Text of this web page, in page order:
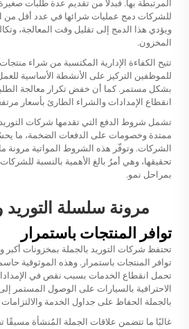
المرتبطة بها. فبدلًا من تقديم عدة طلبات
للشركات دمج عمليات شرائها في عدد أقل من
ويؤدي هذا الدمج إلى تقليل وقت المعالجة،
المخزون.
تتيح الكفاءة الإدارية المكتسبة من شراء
للموظفين التركيز على الأنشطة الأساسية
بشكل مستمر. كما أن خفض تكرار معالجة
انقطاع الإمدادات والشراء الطارئ بأسعار
تشمل شروط الدفع التي تقدمها شركات التوريد
ممتدة وخصومات على الدفعات الضخمة، ما
الشركات. وتوفّر هذه الشروط المواتية مرونة
تحقيقها، وهي أمرٌ بالغ الأهمية بالنسبة
بمراحل نمو.
مرونة سلسلة التوريد
توافر المنتجات باستمرار
تحتفظ شركات التوريد بالجملة بمخزونات
توافر المنتجات باستمرار. وهذه الموثوقية
تحمل انقطاع الخدمات بسبب نقص في
الاحترافية بالسيارات على الوصول المستمر
بالجملة الحفاظ على جداول الخدمة والالتزامات
غالبًا ما تتضمن علاقات الجملة المُنشأة مسبقًا